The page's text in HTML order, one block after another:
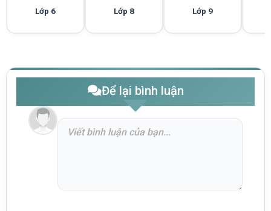
Lớp 6 Lớp 8 Lớp 9
Để lại bình luận